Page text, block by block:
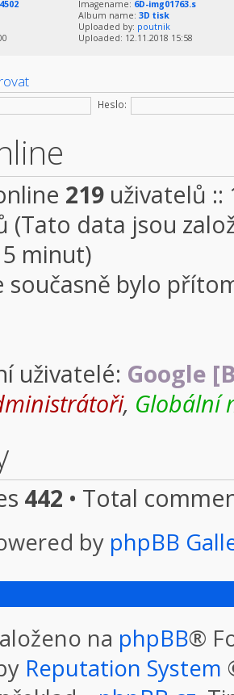
Imagename: 6D-img01763.s
Album name: 3D tisk
Uploaded by: poutnik
Uploaded: 12.11.2018 15:58
Heslo:
219 uživatelů ::
(Tato data jsou
minut)
současně bylo
uživatelé: Google
, Globální
442 • Total
by phpBB
na phpBB®
Reputation System